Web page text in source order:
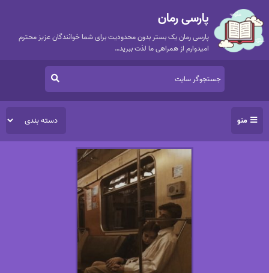
پارسی رمان
پارسی رمان یک بستر بدون محدودیت برای شما خوانندگان عزیز محترم
امیدوارم از همراهی ما لذت ببرید…
منو